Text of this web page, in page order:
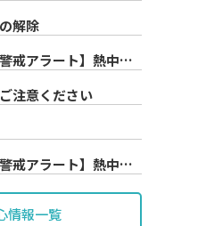
解除
戒アラート】熱中症
表されています。
注意ください
戒アラート】熱中症
情報一覧